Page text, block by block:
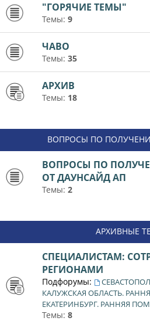
"ГОРЯЧИЕ ТЕМЫ"
Темы: 9
ЧАВО
Темы: 35
АРХИВ
Темы: 18
ВОПРОСЫ ПО
ВОПРОСЫ ПО
ОТ ДАУНСАЙД АП
Темы: 2
АРХИВНЫЕ
СПЕЦИАЛИСТАМ:
РЕГИОНАМИ
Подфорумы:
КАЛУЖСКАЯ ОБЛАСТЬ.
ЕКАТЕРИНБУРГ. РАННЯЯ
Темы: 8